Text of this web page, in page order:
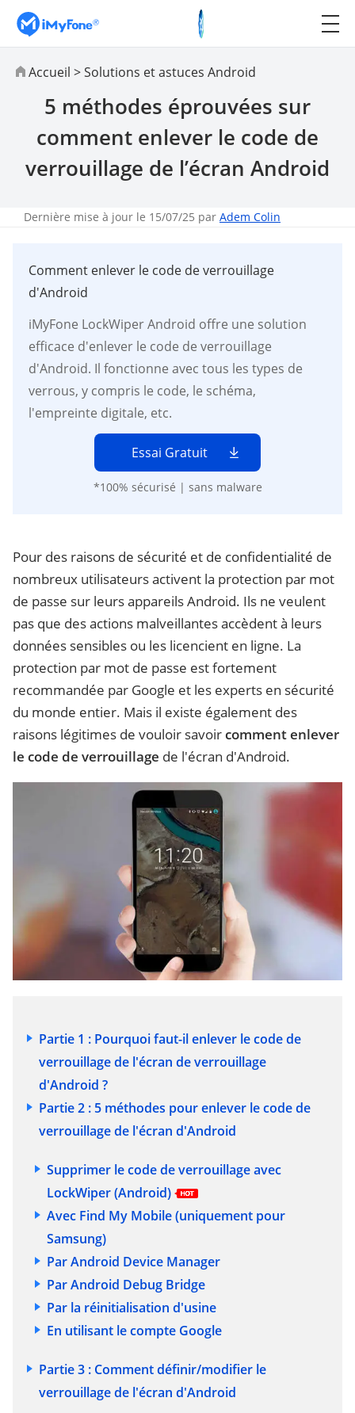
Accueil >Solutions et astuces Android
5 méthodes éprouvées sur
comment enlever le code de
verrouillage de l’écran Android
Dernière mise à jour le 15/07/25 par Adem Colin
Comment enlever le code de verrouillage
d'Android
iMyFone LockWiper Android offre une solution
efficace d'enlever le code de verrouillage
d'Android. Il fonctionne avec tous les types de
verrous, y compris le code, le schéma,
l'empreinte digitale, etc.
Essai Gratuit
*100% sécurisé | sans malware
Pour des raisons de sécurité et de confidentialité de
nombreux utilisateurs activent la protection par mot
de passe sur leurs appareils Android. Ils ne veulent
pas que des actions malveillantes accèdent à leurs
données sensibles ou les licencient en ligne. La
protection par mot de passe est fortement
recommandée par Google et les experts en sécurité
du monde entier. Mais il existe également des
raisons légitimes de vouloir savoircomment enlever
le code de verrouillage de l'écran d'Android.
Partie 1 : Pourquoi faut-il enlever le code de
verrouillage de l'écran de verrouillage
d'Android ?
Partie 2 : 5 méthodes pour enlever le code de
verrouillage de l'écran d'Android
Supprimer le code de verrouillage avec
LockWiper (Android)
Avec Find My Mobile (uniquement pour
Samsung)
Par Android Device Manager
Par Android Debug Bridge
Par la réinitialisation d'usine
En utilisant le compte Google
Partie 3 : Comment définir/modifier le
verrouillage de l'écran d'Android